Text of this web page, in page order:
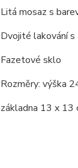
Litá mosaz s
Dvojité lakování s
Fazetové sklo
Rozměry: výška
základna 13 x 13